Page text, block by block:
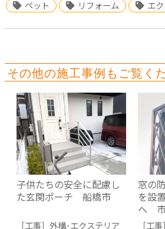
ペット リフォーム エ
その他の施工事例もご覧く
子供たちの安全に配慮し
た玄関ポーチ 船橋市
［工事］ 外構･エクステリア
窓の
を設
へ
［工事］